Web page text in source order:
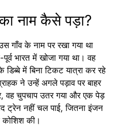
का नाम कैसे पड़ा?
गाँव के नाम पर रखा गया था
भारत में खोजा गया था। वह
में बिना टिकट यात्रा कर रहे
ने उन्हें अगले पड़ाव पर बाहर
वह चुपचाप उतर गया और एक पेड़
ट्रेन नहीं चल पाई, जितना इंजन
की।